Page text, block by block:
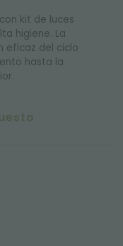
kit de luces
higiene. La
eficaz del ciclo
hasta la